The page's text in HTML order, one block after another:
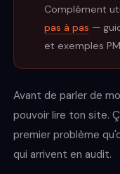
Complément
pas à pas —
et exemples
Avant de parler de
pouvoir lire ton site.
premier problème
qui arrivent en audit.